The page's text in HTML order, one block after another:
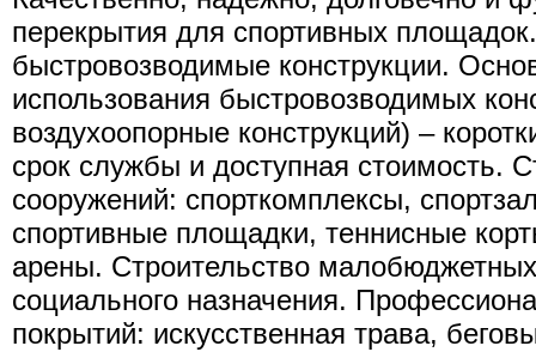
перекрытия для спортивных
быстровозводимые конструкции.
использования быстровозводимых
воздухоопорные конструкций) –
срок службы и доступная стоимость.
сооружений: спорткомплексы,
спортивные площадки, теннисные
арены. Строительство
социального назначения.
покрытий: искусственная трава,